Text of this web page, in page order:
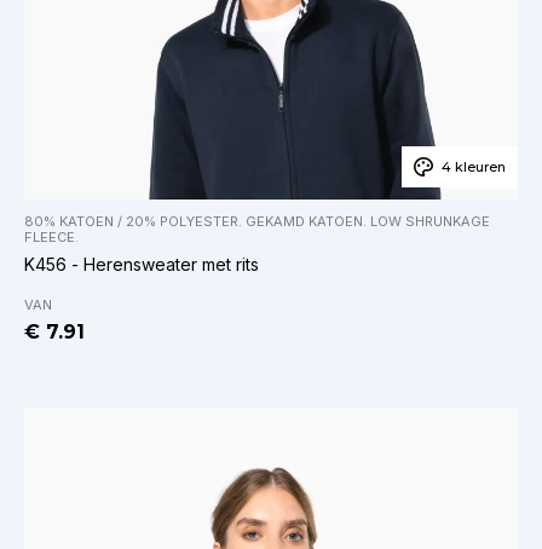
4 kleuren
80% KATOEN / 20% POLYESTER. GEKAMD KATOEN. LOW SHRUNKAGE
FLEECE.
K456 - Herensweater met rits
VAN
€ 7.91